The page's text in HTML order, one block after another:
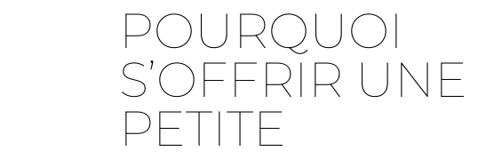
POURQUOI
S’OFFRIR UNE
PETITE